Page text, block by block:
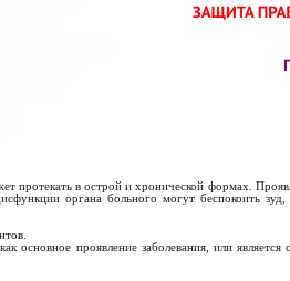
протекать в острой и хронической формах.
органа больного могут беспокоить зуд,
проявление заболевания, или является